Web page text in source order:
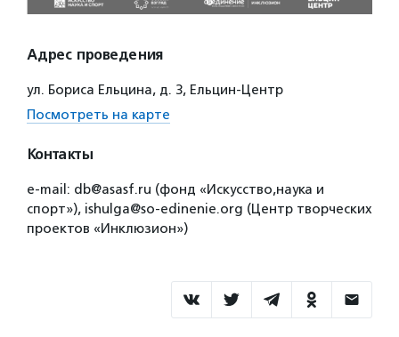
Адрес проведения
ул. Бориса Ельцина, д. 3, Ельцин-Центр
Посмотреть на карте
Контакты
e-mail: db@asasf.ru (фонд «Искусство,наука и
спорт»), ishulga@so-edinenie.org (Центр творческих
проектов «Инклюзион»)